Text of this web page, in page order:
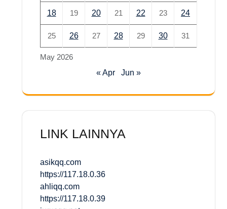
May 2026
18 19 20 21 22 23 24
25 26 27 28 29 30 31
« Apr Jun »
LINK LAINNYA
asikqq.com
https://117.18.0.36
ahliqq.com
https://117.18.0.39